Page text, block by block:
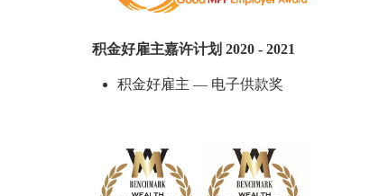
积金好雇主嘉许计划 2020 - 2021
积金好雇主 — 电子供款奖